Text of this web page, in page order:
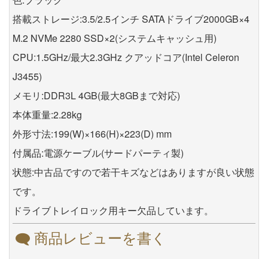
搭載ストレージ:3.5/2.5インチ SATAドライブ2000GB×4
M.2 NVMe 2280 SSD×2(システムキャッシュ用)
CPU:1.5GHz/最大2.3GHz クアッドコア(Intel Celeron
J3455)
メモリ:DDR3L 4GB(最大8GBまで対応)
本体重量:2.28kg
外形寸法:199(W)×166(H)×223(D) mm
付属品:電源ケーブル(サードパーティ製)
状態:中古品ですので若干キズなどはありますが良い状態
です。
ドライブトレイロック用キー欠品しています。
商品レビューを書く